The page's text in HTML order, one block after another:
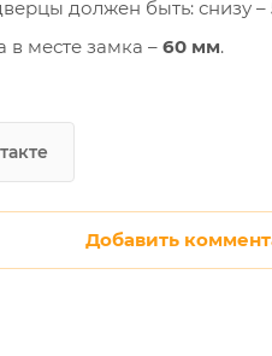
должен быть: снизу –
в месте замка – 60 мм.
Добавить